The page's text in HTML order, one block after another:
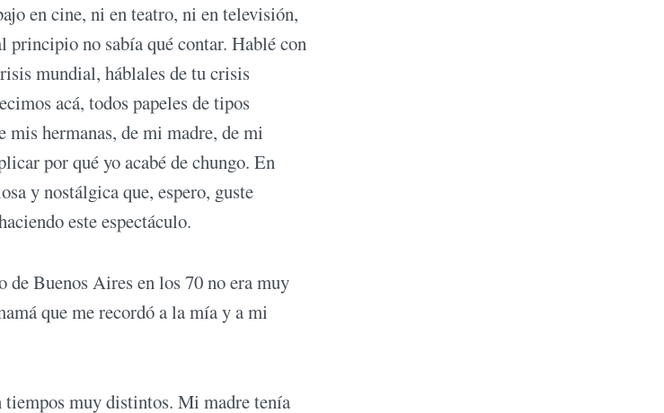
en cine, ni en teatro, ni en televisión,
principio no sabía qué contar. Hablé con
mundial, háblales de tu crisis
acá, todos papeles de tipos
hermanas, de mi madre, de mi
por qué yo acabé de chungo. En
y nostálgica que, espero, guste
este espectáculo.
Buenos Aires en los 70 no era muy
que me recordó a la mía y a mi
tiempos muy distintos. Mi madre tenía